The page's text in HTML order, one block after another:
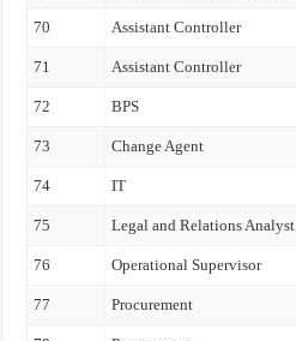
70 Assistant Controller
71 Assistant Controller
72 BPS
73 Change Agent
74 IT
75 Legal and Relations Analyst
76 Operational Supervisor
77 Procurement